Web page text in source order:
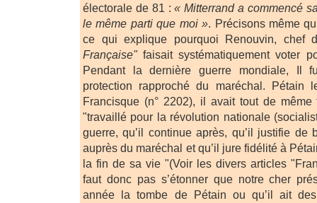
électorale de 81 :« Mitterrand a commencé
le même parti que moi ». Précisons même
ce qui explique pourquoi Renouvin,
Française"faisait systématiquement voter
Pendant la dernière guerre mondiale, Il
protection rapproché du maréchal.
Francisque (n° 2202), il avait tout de
"travaillé pour la révolution nationale
guerre, qu’il continue après, qu’il justifie de
auprès du maréchal et qu’il jure fidélité à
la fin de sa vie "(Voir les divers articles
faut donc pas s’étonner que notre cher
année la tombe de Pétain ou qu’il ait